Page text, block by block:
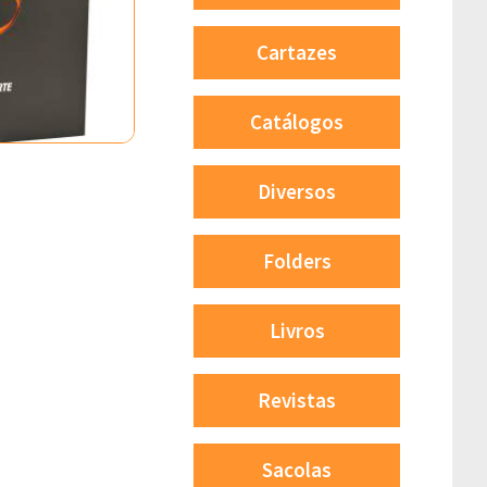
Cartazes
Catálogos
Diversos
Folders
Livros
Revistas
Sacolas